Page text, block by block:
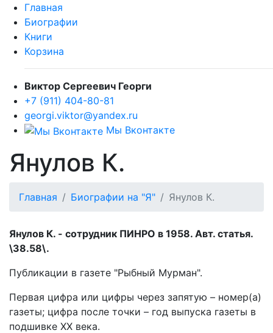
Главная
Биографии
Книги
Корзина
Виктор Сергеевич Георги
+7 (911) 404-80-81
georgi.viktor@yandex.ru
Мы Вконтакте
Янулов К.
Главная Биографии на "Я" Янулов К.
Янулов К. - сотрудник ПИНРО в 1958. Авт. статья.
\38.58\.
Публикации в газете "Рыбный Мурман".
Первая цифра или цифры через запятую – номер(а)
газеты; цифра после точки – год выпуска газеты в
подшивке ХХ века.